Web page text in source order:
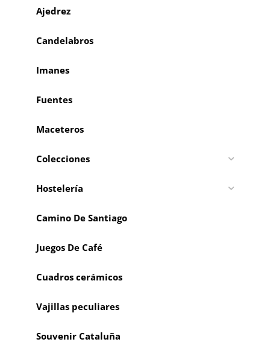
Ajedrez
Candelabros
Imanes
Fuentes
Maceteros
Colecciones
Hostelería
Camino De Santiago
Juegos De Café
Cuadros cerámicos
Vajillas peculiares
Souvenir Cataluña